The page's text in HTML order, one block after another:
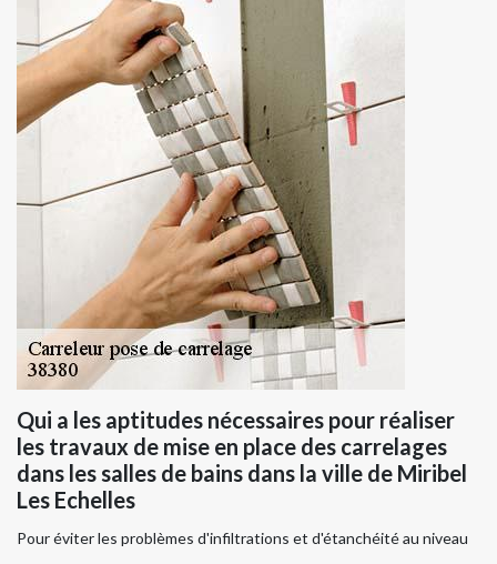
Qui a les aptitudes nécessaires pour réaliser
les travaux de mise en place des carrelages
dans les salles de bains dans la ville de Miribel
Les Echelles
Pour éviter les problèmes d'infiltrations et d'étanchéité au niveau